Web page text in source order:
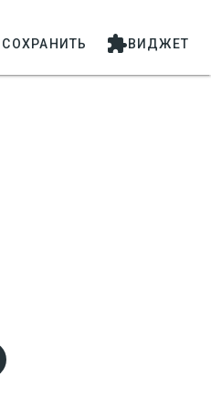
СОХРАНИТЬ ВИДЖЕТ